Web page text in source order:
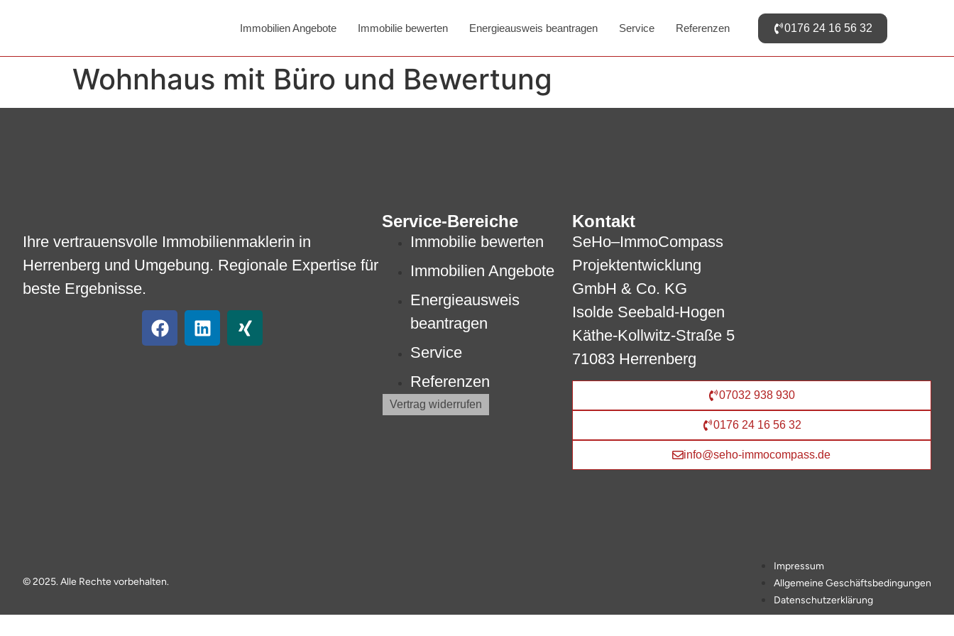
Immobilien Angebote Immobilie bewerten Energieausweis beantragen Service Referenzen 0176 24 16 56 32
Wohnhaus mit Büro und Bewertung
Ihre vertrauensvolle Immobilienmaklerin in
Herrenberg und Umgebung. Regionale Expertise für
beste Ergebnisse.
Service-Bereiche
Immobilie bewerten
Immobilien Angebote
Energieausweis
beantragen
Service
Referenzen
Vertrag widerrufen
Kontakt
SeHo–ImmoCompass
Projektentwicklung
GmbH & Co. KG
Isolde Seebald-Hogen
Käthe-Kollwitz-Straße 5
71083 Herrenberg
07032 938 930
0176 24 16 56 32
info@seho-immocompass.de
© 2025. Alle Rechte vorbehalten.
Impressum
Allgemeine Geschäftsbedingungen
Datenschutzerklärung